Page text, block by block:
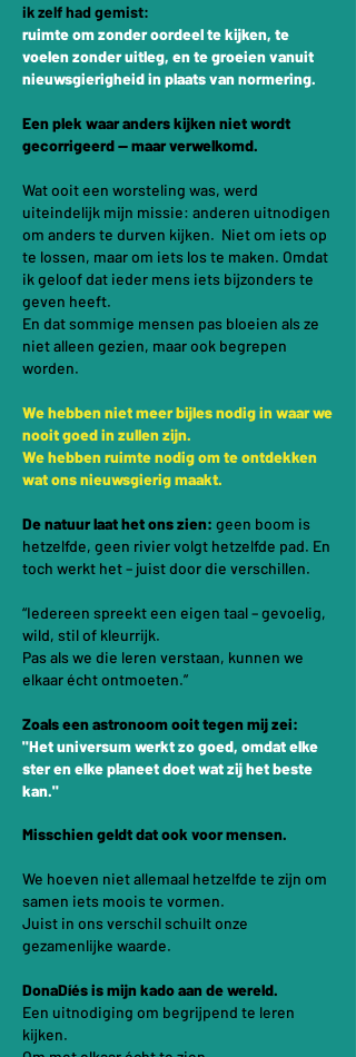
ik zelf had gemist:
ruimte om zonder oordeel te kijken, te
voelen zonder uitleg, en te groeien vanuit
nieuwsgierigheid in plaats van normering.
Een plek waar anders kijken niet wordt
gecorrigeerd — maar verwelkomd.
Wat ooit een worsteling was, werd
uiteindelijk mijn missie: anderen uitnodigen
om anders te durven kijken. Niet om iets op
te lossen, maar om iets los te maken. Omdat
ik geloof dat ieder mens iets bijzonders te
geven heeft.
En dat sommige mensen pas bloeien als ze
niet alleen gezien, maar ook begrepen
worden.
We hebben niet meer bijles nodig in waar we
nooit goed in zullen zijn.
We hebben ruimte nodig om te ontdekken
wat ons nieuwsgierig maakt.
De natuur laat het ons zien: geen boom is
hetzelfde, geen rivier volgt hetzelfde pad. En
toch werkt het – juist door die verschillen.
“Iedereen spreekt een eigen taal – gevoelig,
wild, stil of kleurrijk.
Pas als we die leren verstaan, kunnen we
elkaar écht ontmoeten.”
Zoals een astronoom ooit tegen mij zei:
"Het universum werkt zo goed, omdat elke
ster en elke planeet doet wat zij het beste
kan."
Misschien geldt dat ook voor mensen.
We hoeven niet allemaal hetzelfde te zijn om
samen iets moois te vormen.
Juist in ons verschil schuilt onze
gezamenlijke waarde.
DonaDíés is mijn kado aan de wereld.
Een uitnodiging om begrijpend te leren
kijken.